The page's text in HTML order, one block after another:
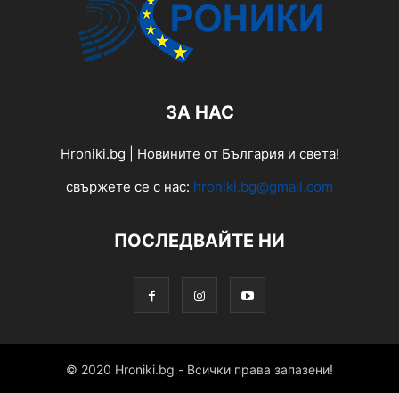
ЗА НАС
Hroniki.bg | Новините от България и света!
свържете се с нас: hroniki.bg@gmail.com
ПОСЛЕДВАЙТЕ НИ
© 2020 Hroniki.bg - Всички права запазени!